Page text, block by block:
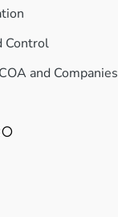
Control
and Companies